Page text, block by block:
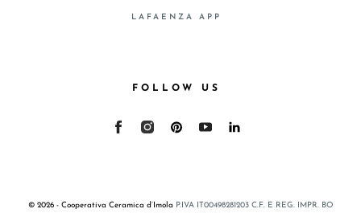
LAFAENZA APP
FOLLOW US
© 2026 - Cooperativa Ceramica d’Imola P.IVA IT00498281203 C.F. E REG. IMPR. BO